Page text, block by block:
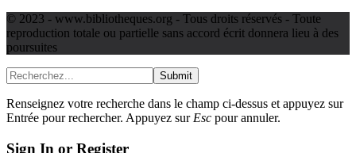
© 2023 - www.bibliotheques.org - Tous droits réservés - Toute
reproduction totale ou partielle sans accord écrit donnera lieu à des
poursuites
Submit
Renseignez votre recherche dans le champ ci-dessus et appuyez sur
Entrée pour rechercher. Appuyez sur Esc pour annuler.
Sign In or Register